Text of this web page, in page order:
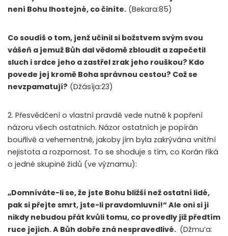
není Bohu lhostejné, co činíte. (Bekara:85)
Co soudíš o tom, jenž učinil si božstvem svým svou
vášeň a jemuž Bůh dal vědomě zbloudit a zapečetil
sluch i srdce jeho a zastřel zrak jeho rouškou? Kdo
povede jej kromě Boha správnou cestou? Což se
nevzpamatují? (Džásíja:23)
2. Přesvědčení o vlastní pravdě vede nutně k popření
názoru všech ostatních. Názor ostatních je popírán
bouřlivě a vehementně, jakoby jím byla zakrývána vnitřní
nejistota a rozpornost. To se shoduje s tím, co Korán říká
o jedné skupině židů (ve významu):
„Domníváte-li se, že jste Bohu bližší než ostatní lidé,
pak si přejte smrt, jste-li pravdomluvní!“ Ale oni si ji
nikdy nebudou přát kvůli tomu, co provedly již předtím
ruce jejich. A Bůh dobře zná nespravedlivé. (Džmu’a: